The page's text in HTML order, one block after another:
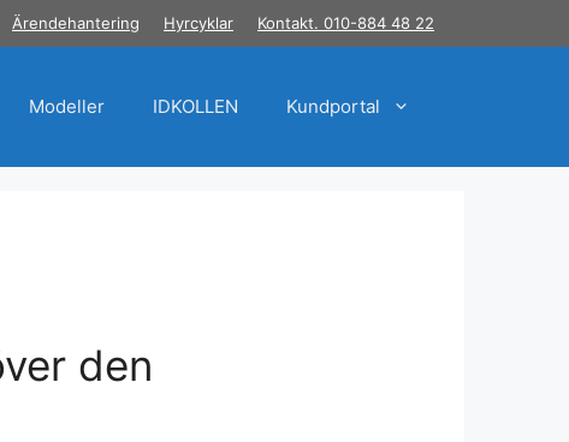
Ärendehantering Hyrcyklar Kontakt. 010-884 48 22
Modeller IDKOLLEN Kundportal
den